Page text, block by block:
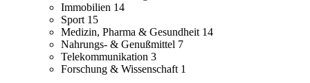
Immobilien 14
Sport 15
Medizin, Pharma & Gesundheit 14
Nahrungs- & Genußmittel 7
Telekommunikation 3
Forschung & Wissenschaft 1